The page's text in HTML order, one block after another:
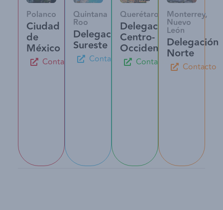
Polanco
Ciudad
de
México
Contacto
Quintana
Roo
Delegación
Sureste
Contacto
Querétaro
Delegación
Centro-
Occidente
Contacto
Monterrey,
Nuevo
León
Delegación
Norte
Contacto